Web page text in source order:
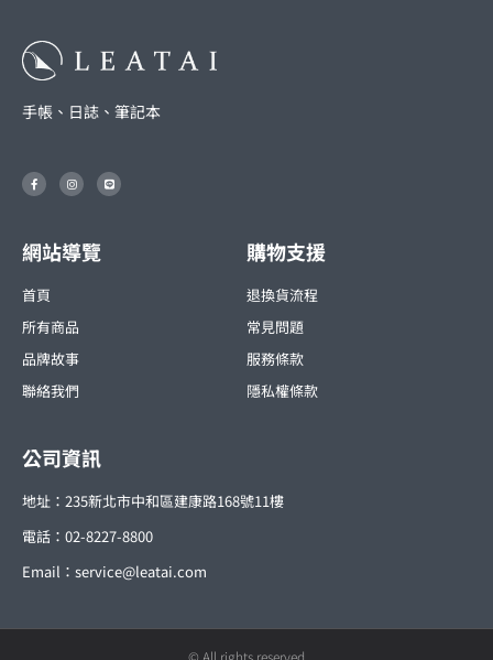
手帳、日誌、筆記本
F
a
c
k
-
I
n
s
r
a
m
L
i
n
網站導覽
首頁
所有商品
品牌故事
聯絡我們
購物支援
退換貨流程
常見問題
服務條款
隱私權條款
公司資訊
地址：235新北市中和區建康路168號11樓
電話：02-8227-8800
Email： service@leatai.com
© All rights reserved